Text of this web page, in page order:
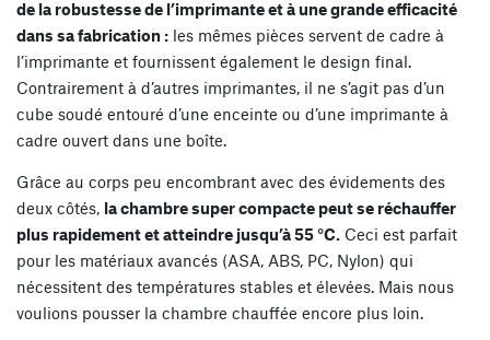
de la robustesse de l’imprimante et à une grande efficacité
dans sa fabrication : les mêmes pièces servent de cadre à
l’imprimante et fournissent également le design final.
Contrairement à d’autres imprimantes, il ne s’agit pas d’un
cube soudé entouré d’une enceinte ou d’une imprimante à
cadre ouvert dans une boîte.
Grâce au corps peu encombrant avec des évidements des
deux côtés, la chambre super compacte peut se réchauffer
plus rapidement et atteindre jusqu’à 55 °C. Ceci est parfait
pour les matériaux avancés (ASA, ABS, PC, Nylon) qui
nécessitent des températures stables et élevées. Mais nous
voulions pousser la chambre chauffée encore plus loin.